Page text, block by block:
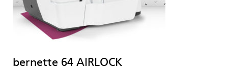
bernette 64 AIRLOCK